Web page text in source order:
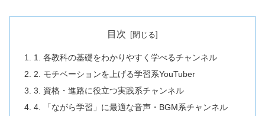
目次
1. 各教科の基礎をわかりやすく学べるチャンネル
2. モチベーションを上げる学習系YouTuber
3. 資格・進路に役立つ実践系チャンネル
4. 「ながら学習」に最適な音声・BGM系チャンネル